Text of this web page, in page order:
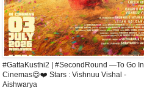
#GattaKusthi2 | #SecondRound —To Go In
Cinemas😍❤️ Stars : Vishnuu Vishal -
Aishwarya